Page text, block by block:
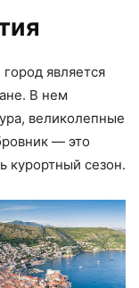
является
В нем
великолепные
— это
курортный сезон.